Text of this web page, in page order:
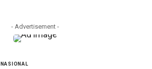
- Advertisement -
NASIONAL